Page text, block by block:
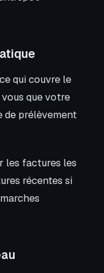
qui couvre le
que votre
de prélèvement
les factures les
récentes si